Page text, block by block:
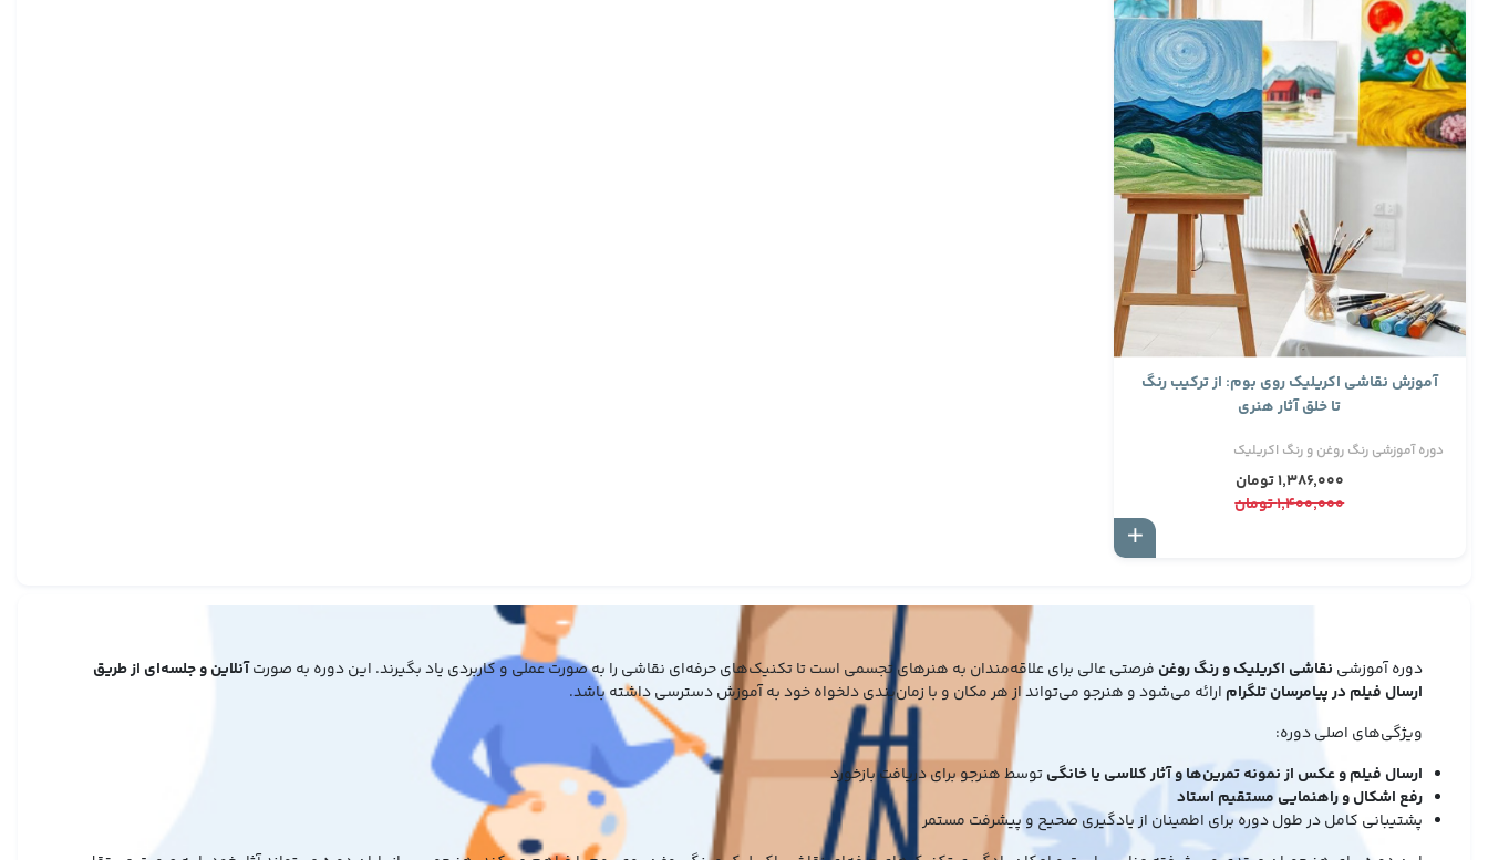
آموزش نقاشی اکریلیک روی بوم: از ترکیب رنگ
تا خلق آثار هنری
دوره آموزشی رنگ روغن و رنگ اکریلیک
1,386,000 تومان
1,400,000 تومان
دوره آموزشی نقاشی اکریلیک و رنگ روغن فرصتی عالی برای علاقه‌مندان به هنرهای تجسمی است تا تکنیک‌های حرفه‌ای نقاشی را به صورت عملی و کاربردی یاد بگیرند. این دوره به صورتآنلاین و جلسه‌ای از طریق
ارسال فیلم در پیامرسان تلگرام ارائه می‌شود و هنرجو می‌تواند از هر مکان و با زمان‌بندی دلخواه خود به آموزش دسترسی داشته باشد.
ویژگی‌های اصلی دوره:
ارسال فیلم و عکس از نمونه تمرین‌ها و آثار کلاسی یا خانگیتوسط هنرجو برای دریافت بازخورد
رفع اشکال و راهنمایی مستقیم استاد
پشتیبانی کامل در طول دوره برای اطمینان از یادگیری صحیح و پیشرفت مستمر